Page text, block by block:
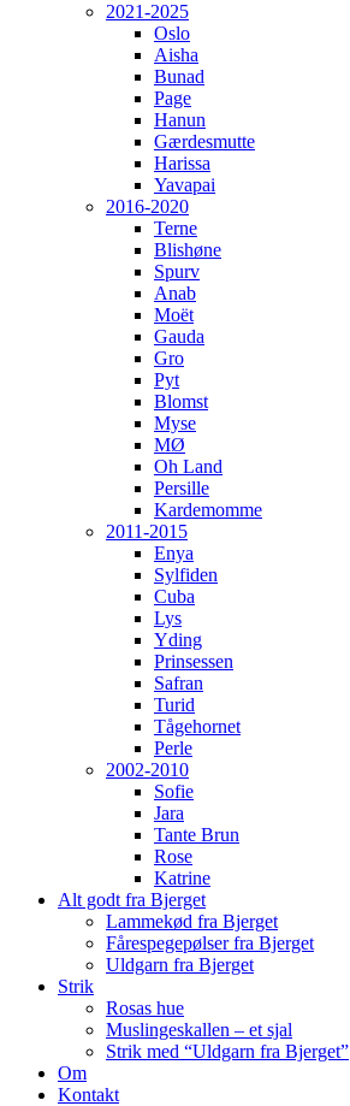
2021-2025
Oslo
Aisha
Bunad
Page
Hanun
Gærdesmutte
Harissa
Yavapai
2016-2020
Terne
Blishøne
Spurv
Anab
Moët
Gauda
Gro
Pyt
Blomst
Myse
MØ
Oh Land
Persille
Kardemomme
2011-2015
Enya
Sylfiden
Cuba
Lys
Yding
Prinsessen
Safran
Turid
Tågehornet
Perle
2002-2010
Sofie
Jara
Tante Brun
Rose
Katrine
Alt godt fra Bjerget
Lammekød fra Bjerget
Fårespegepølser fra Bjerget
Uldgarn fra Bjerget
Strik
Rosas hue
Muslingeskallen – et sjal
Strik med “Uldgarn fra Bjerget”
Om
Kontakt